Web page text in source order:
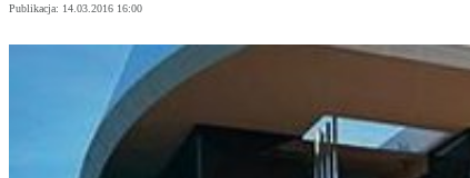
Publikacja: 14.03.2016 16:00